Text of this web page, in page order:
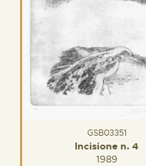
GSB03351
Incisione n. 4
1989